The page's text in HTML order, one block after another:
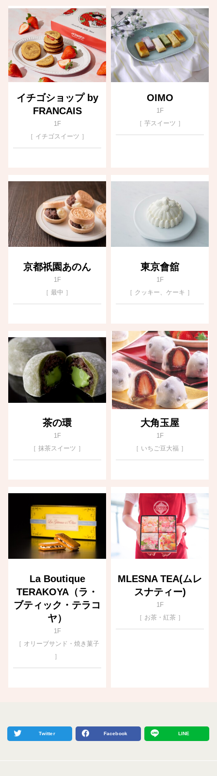
イチゴショップ by
FRANCAIS
1F
［ イチゴスイーツ ］
OIMO
1F
［ 芋スイーツ ］
京都祇園あのん
1F
［ 最中 ］
東京會舘
1F
［ クッキー、ケーキ ］
茶の環
1F
［ 抹茶スイーツ ］
大角玉屋
1F
［ いちご豆大福 ］
La Boutique
TERAKOYA（ラ・
ブティック・テラコ
ヤ）
1F
［ オリーブサンド・焼き菓子
］
MLESNA TEA(ムレ
スナティー)
1F
［ お茶・紅茶 ］
Twitter Facebook LINE